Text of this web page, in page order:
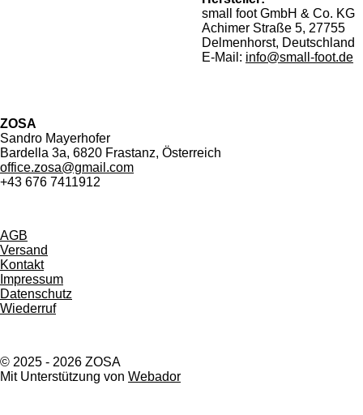
small foot GmbH & Co. KG
Achimer Straße 5, 27755
Delmenhorst, Deutschland
E-Mail: info@small-foot.de
ZOSA
Sandro Mayerhofer
Bardella 3a, 6820 Frastanz, Österreich
office.zosa@gmail.com
+43 676 7411912
AGB
Versand
Kontakt
Impressum
Datenschutz
Wiederruf
© 2025 - 2026 ZOSA
Mit Unterstützung von Webador